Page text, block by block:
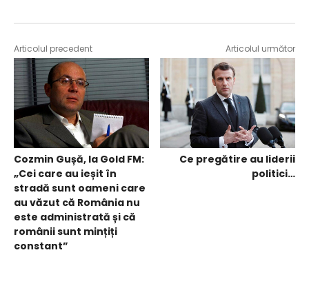
Articolul precedent
Cozmin Gușă, la Gold FM:
„Cei care au ieșit în
stradă sunt oameni care
au văzut că România nu
este administrată și că
românii sunt mințiți
constant”
Articolul următor
Ce pregătire au liderii
politici…